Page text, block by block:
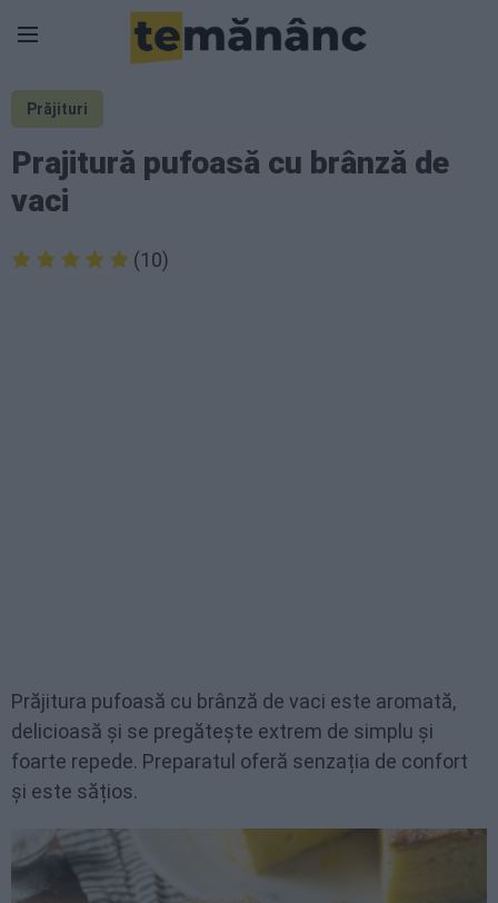
Prăjituri
Prajitură pufoasă cu brânză de
vaci
(10)
Prăjitura pufoasă cu brânză de vaci este aromată,
delicioasă și se pregătește extrem de simplu și
foarte repede. Preparatul oferă senzația de confort
și este sățios.